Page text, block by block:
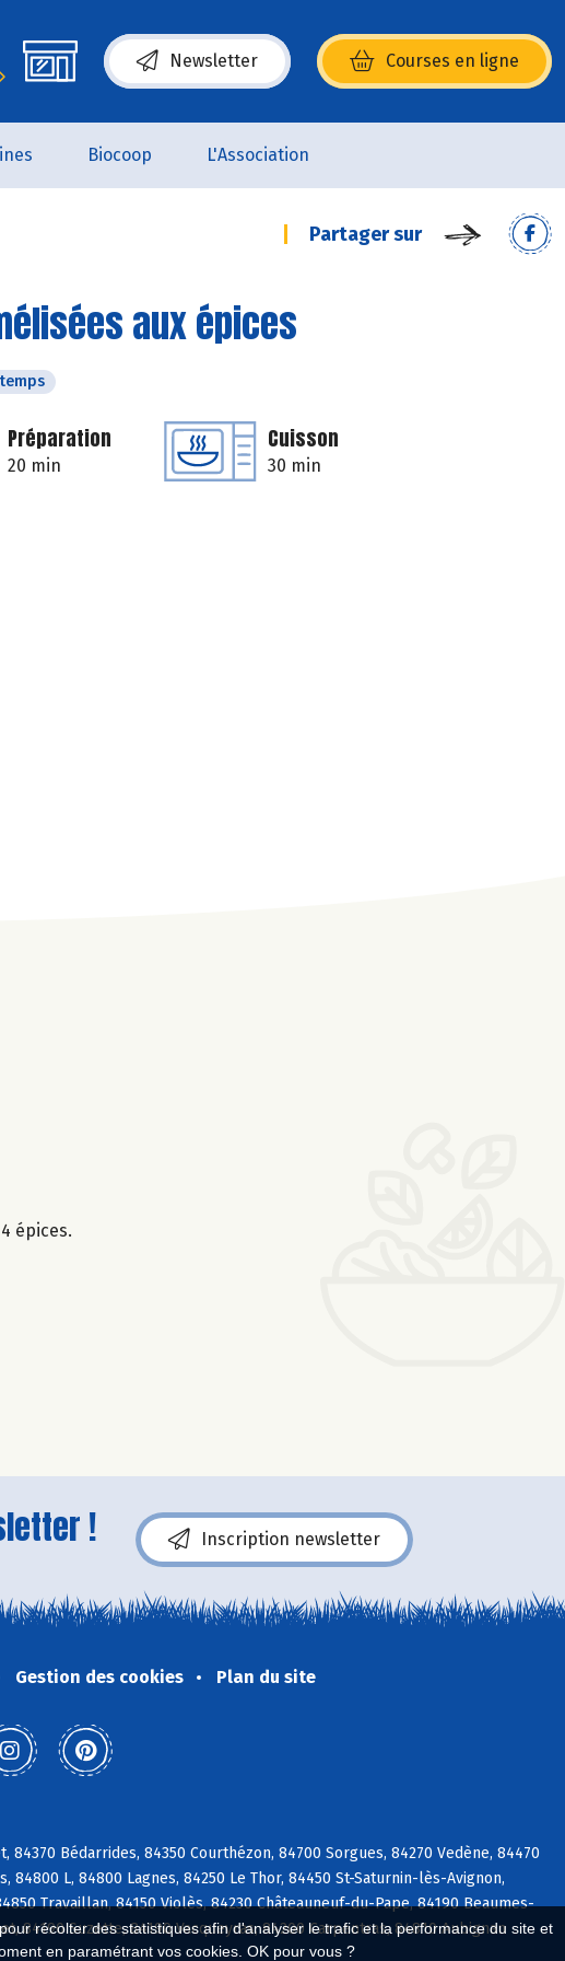
récolter des statistiques afin d'analyser le trafic et la performance du site et
en paramétrant vos cookies. OK pour vous ?
Newsletter Courses en ligne
(s’ouvre dans une nouvelle fenêtre)
Biocoop L'Association
Partager sur
aux épices
Préparation
20 min
Cuisson
30 min
épices.
! Inscription newsletter
Gestion des cookies Plan du site
Bédarrides, 84350 Courthézon, 84700 Sorgues, 84270 Vedène, 84470
L, 84800 Lagnes, 84250 Le Thor, 84450 St-Saturnin-lès-Avignon,
Travaillan, 84150 Violès, 84230 Châteauneuf-du-Pape, 84190 Beaumes-
84190 Suzette, 84190 Vacqueyras, 84200 Carpentras, 84810 Aubignan